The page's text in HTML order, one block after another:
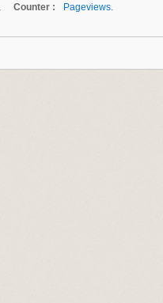
Counter :
Pageviews.